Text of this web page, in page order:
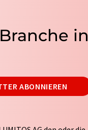
in
ABONNIEREN